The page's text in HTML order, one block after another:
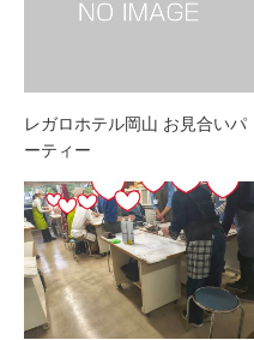
レガロホテル岡山 お見合いパ
ーティー